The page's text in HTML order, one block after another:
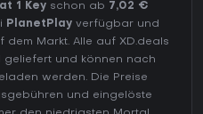
1 Key schon ab 7,02 €
PlanetPlay verfügbar und
Markt. Alle auf XD.deals
geliefert und können nach
werden. Die Preise
und eingelöste